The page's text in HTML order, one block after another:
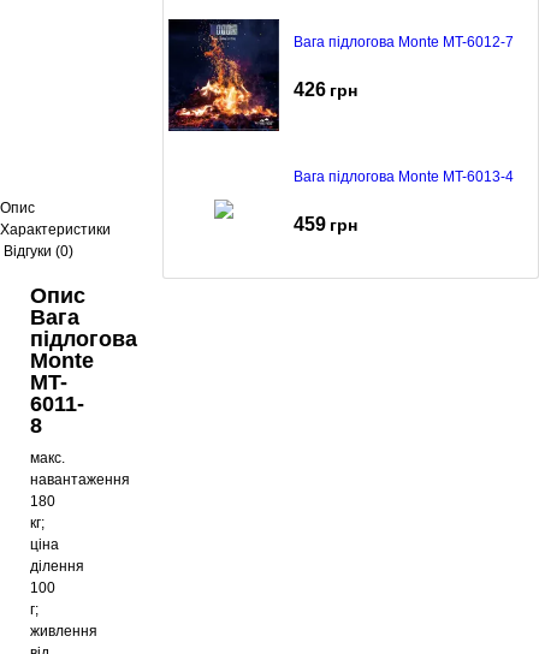
Вага підлогова Monte MT-6012-7
426 грн
Вага підлогова Monte MT-6013-4
459 грн
Опис
Характеристики
Відгуки (0)
Опис
Вага
підлогова
Monte
MT-
6011-
8
макс.
навантаження
180
кг;
ціна
ділення
100
г;
живлення